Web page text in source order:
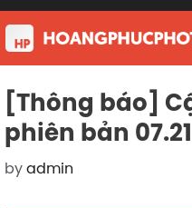
Skip
to
content
[Thông báo]
phiên bản 07.21
byadmin